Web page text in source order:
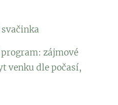
zájmové
venku dle počasí,